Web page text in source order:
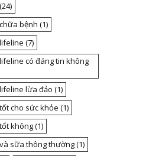
(24)
bệnh (1)
(7)
có đáng tin không
lừa đảo (1)
cho sức khỏe (1)
không(1)
sữa thông thường(1)